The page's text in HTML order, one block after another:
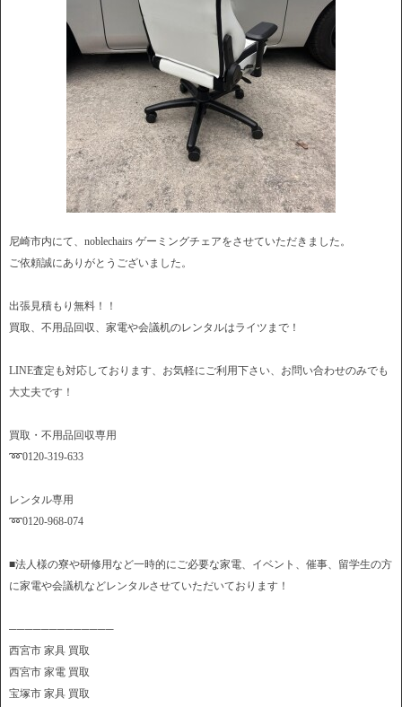
尼崎市内にて、noblechairs ゲーミングチェアをさせていただきました。
ご依頼誠にありがとうございました。
出張見積もり無料！！
買取、不用品回収、家電や会議机のレンタルはライツまで！
LINE査定も対応しております、お気軽にご利用下さい、お問い合わせのみでも
大丈夫です！
買取・不用品回収専用
➿0120-319-633
レンタル専用
➿0120-968-074
■法人様の寮や研修用など一時的にご必要な家電、イベント、催事、留学生の方
に家電や会議机などレンタルさせていただいております！
─────────────
西宮市 家具 買取
西宮市 家電 買取
宝塚市 家具 買取